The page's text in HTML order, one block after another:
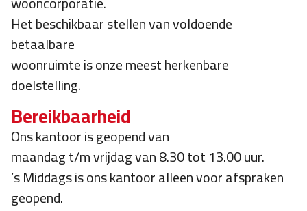
Het beschikbaar stellen van voldoende
betaalbare
woonruimte is onze meest herkenbare
doelstelling.
Bereikbaarheid
Ons kantoor is geopend van
maandag t/m vrijdag van 8.30 tot 13.00 uur.
’s Middags is ons kantoor alleen voor afspraken
geopend.